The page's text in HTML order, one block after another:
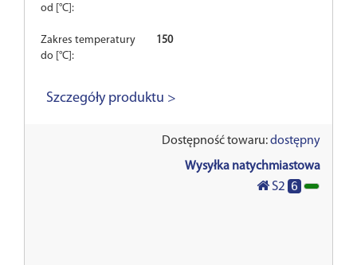
od [°C]:
Zakres temperatury
do [°C]:
150
Szczegóły produktu >
Dostępność towaru:dostępny
Wysyłka natychmiastowa
S2 6